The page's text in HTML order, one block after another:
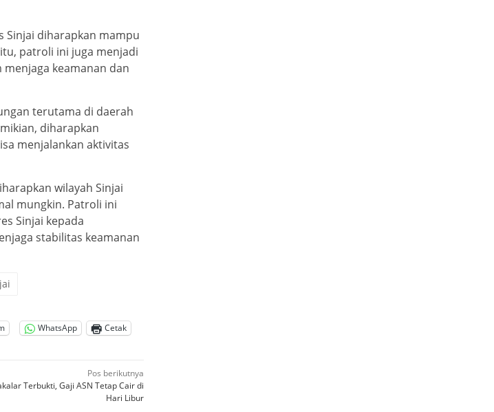
Sinjai diharapkan mampu
patroli ini juga menjadi
keamanan dan
terutama di daerah
diharapkan
menjalankan aktivitas
wilayah Sinjai
mungkin. Patroli ini
Sinjai kepada
stabilitas keamanan
WhatsApp Cetak
Pos berikutnya
Terbukti, Gaji ASN Tetap Cair di
Hari Libur